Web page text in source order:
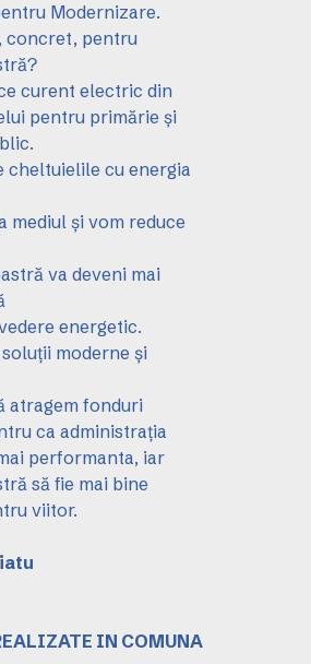
Modernizare.
concret, pentru
curent electric din
pentru primărie și
cheltuielile cu energia
mediul și vom reduce
va deveni mai
energetic.
moderne și
atragem fonduri
ca administrația
performanta, iar
să fie mai bine
viitor.
IN COMUNA